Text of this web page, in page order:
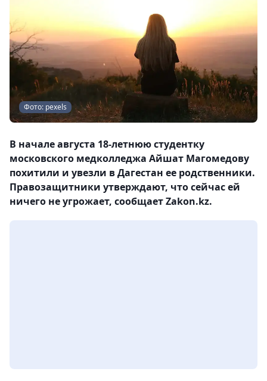
Фото: pexels
В начале августа 18-летнюю студентку
московского медколледжа Айшат Магомедову
похитили и увезли в Дагестан ее родственники.
Правозащитники утверждают, что сейчас ей
ничего не угрожает, сообщает Zakon.kz.